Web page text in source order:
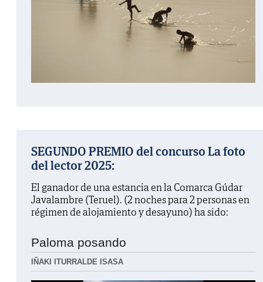
SEGUNDO PREMIO del concurso La foto
del lector 2025:
El ganador de una estancia en la Comarca Gúdar
Javalambre (Teruel). (2 noches para 2 personas en
régimen de alojamiento y desayuno) ha sido:
Paloma posando
IÑAKI ITURRALDE ISASA